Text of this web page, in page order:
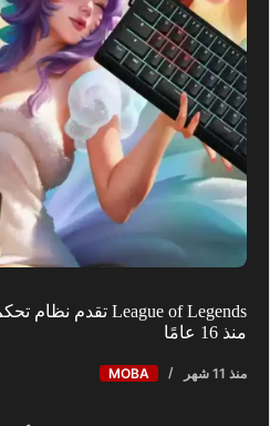
منذ 16 عامًا
منذ 11 شهر MOBA